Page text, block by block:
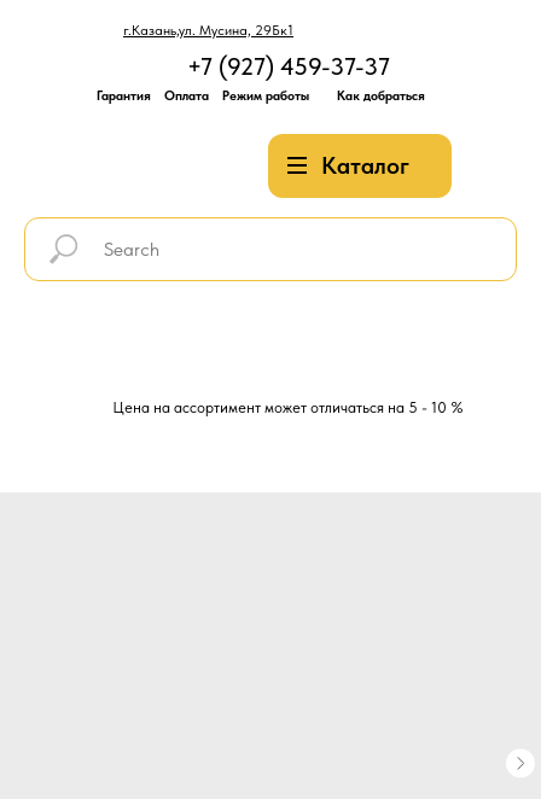
г.Казань,ул. Мусина, 29Бк1
Каталог
+7 (927) 459-37-37
Гарантия Оплата Режим работы Как добраться
Цена на ассортимент может отличаться на 5 - 10 %